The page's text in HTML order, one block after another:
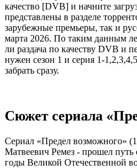
качество [DVB] и начните
представлены в разделе
зарубежные премьеры, так и
марта 2026. По таким данным
ли раздача по качеству DVB и
нужен сезон 1 и серия 1-
забрать сразу.
Сюжет сериала
Сериал «Предел возможного»
Матвеевич Ремез - прошел путь
годы Великой Отечественной